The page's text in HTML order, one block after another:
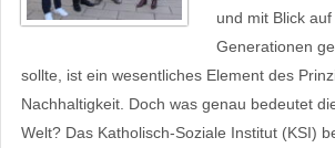
und mit Blick
Generationen
sollte, ist ein wesentliches Element des
Nachhaltigkeit. Doch was genau bedeutet
Welt? Das Katholisch-Soziale Institut (KSI)